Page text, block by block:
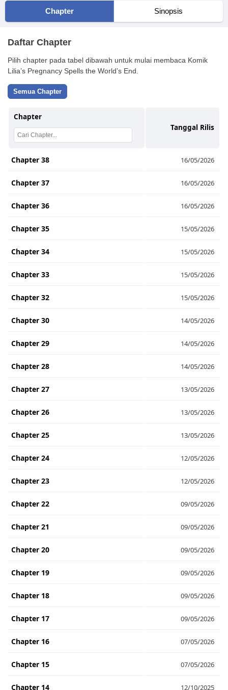
Chapter Sinopsis
Daftar Chapter
Pilih chapter pada tabel dibawah untuk mulai membaca Komik
Lilia’s Pregnancy Spells the World’s End.
Semua Chapter
Chapter
Tanggal Rilis
Chapter 38 16/05/2026
Chapter 37 16/05/2026
Chapter 36 16/05/2026
Chapter 35 15/05/2026
Chapter 34 15/05/2026
Chapter 33 15/05/2026
Chapter 32 15/05/2026
Chapter 30 14/05/2026
Chapter 29 14/05/2026
Chapter 28 14/05/2026
Chapter 27 13/05/2026
Chapter 26 13/05/2026
Chapter 25 13/05/2026
Chapter 24 12/05/2026
Chapter 23 12/05/2026
Chapter 22 09/05/2026
Chapter 21 09/05/2026
Chapter 20 09/05/2026
Chapter 19 09/05/2026
Chapter 18 09/05/2026
Chapter 17 09/05/2026
Chapter 16 07/05/2026
Chapter 15 07/05/2026
Chapter 14 12/10/2025